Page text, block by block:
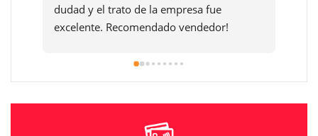
acompañamiento de Ignacio Villagrán que
fue con el primero que me contacté fueron
sucursal de villa María muy buena y la
Moto una máquina mi sueño así que el